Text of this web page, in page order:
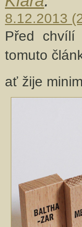
8.12.2013
Před chvílí
tomuto
ať žije